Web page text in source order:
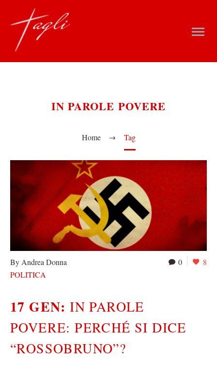
IN PAROLE POVERE
Home Tag
0 8
By Andrea Donna
POLITICA
17 GEN:IN PAROLE
POVERE: PERCHÉ SI DICE
“ROSSOBRUNO”?